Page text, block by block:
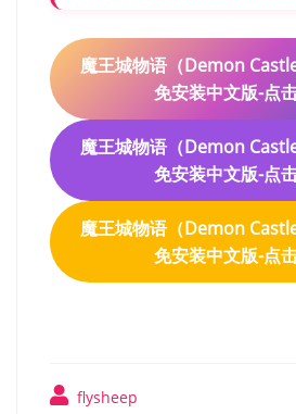
魔王城物语（Demon
免安装中文版-点
魔王城物语（Demon
免安装中文版-点
魔王城物语（Demon
免安装中文版-点
flysheep